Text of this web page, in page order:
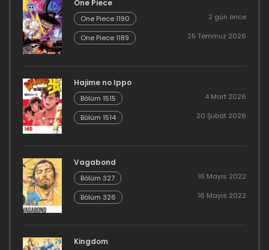
One Piece
One Piece 1190 2 gün önce
One Piece 1189 25 Temmuz 2026
Hajime no Ippo
Bölüm 1515 4 Mart 2026
Bölüm 1514 20 Şubat 2026
Vagabond
Bölüm 327 16 Mayıs 2022
Bölüm 326 16 Mayıs 2022
Kingdom